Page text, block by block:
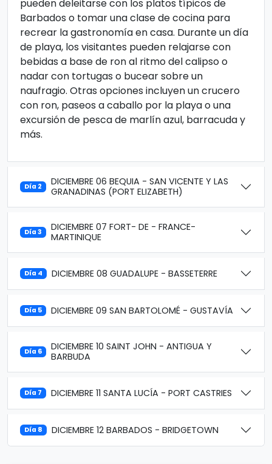
pueden deleitarse con los platos típicos de
Barbados o tomar una clase de cocina para
recrear la gastronomía en casa. Durante un día
de playa, los visitantes pueden relajarse con
bebidas a base de ron al ritmo del calipso o
nadar con tortugas o bucear sobre un
naufragio. Otras opciones incluyen un crucero
con ron, paseos a caballo por la playa o una
excursión de pesca de marlín azul, barracuda y
más.
Día 2
DICIEMBRE 06 BEQUIA - SAN VICENTE Y LAS
GRANADINAS (PORT ELIZABETH)
Día 3
DICIEMBRE 07 FORT- DE - FRANCE-
MARTINIQUE
Día 4 DICIEMBRE 08 GUADALUPE - BASSETERRE
Día 5 DICIEMBRE 09 SAN BARTOLOMÉ - GUSTAVÍA
Día 6
DICIEMBRE 10 SAINT JOHN - ANTIGUA Y
BARBUDA
Día 7 DICIEMBRE 11 SANTA LUCÍA - PORT CASTRIES
Día 8 DICIEMBRE 12 BARBADOS - BRIDGETOWN